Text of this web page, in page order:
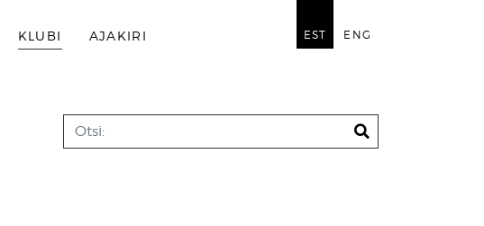
KLUBI AJAKIRI EST ENG